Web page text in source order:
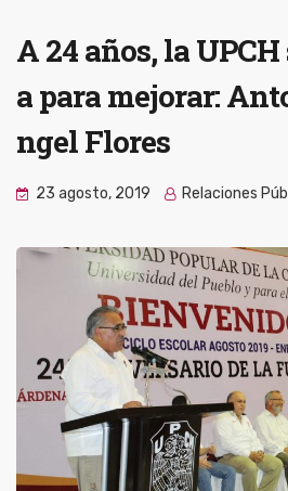
A 24 años, la
a para mejorar:
ngel Flores
23 agosto, 2019 Relaciones